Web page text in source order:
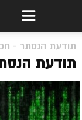
תודעת הנסתר -
תודעת